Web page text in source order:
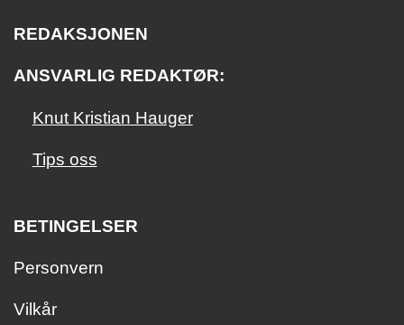
REDAKSJONEN
ANSVARLIG REDAKTØR:
Knut Kristian Hauger
Tips oss
BETINGELSER
Personvern
Vilkår